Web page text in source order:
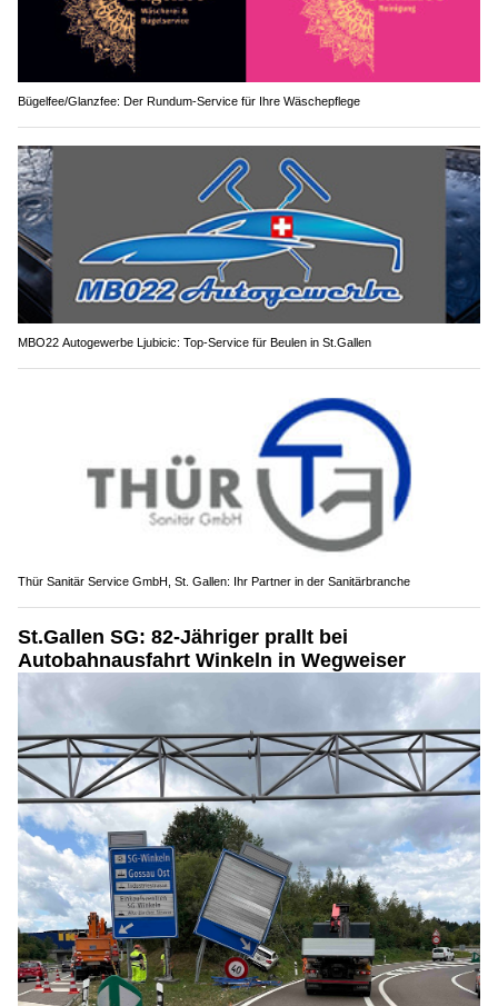
Bügelfee/Glanzfee: Der Rundum-Service für Ihre Wäschepflege
MBO22 Autogewerbe Ljubicic: Top-Service für Beulen in St.Gallen
Thür Sanitär Service GmbH, St. Gallen: Ihr Partner in der Sanitärbranche
St.Gallen SG: 82-Jähriger prallt bei
Autobahnausfahrt Winkeln in Wegweiser